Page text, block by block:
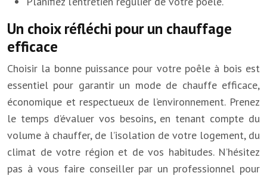
Un choix réfléchi pour un chauffage
efficace
Choisir la bonne puissance pour votre poêle à bois est
essentiel pour garantir un mode de chauffe efficace,
économique et respectueux de l’environnement. Prenez
le temps d’évaluer vos besoins, en tenant compte du
volume à chauffer, de l’isolation de votre logement, du
climat de votre région et de vos habitudes. N’hésitez
pas à vous faire conseiller par un professionnel pour